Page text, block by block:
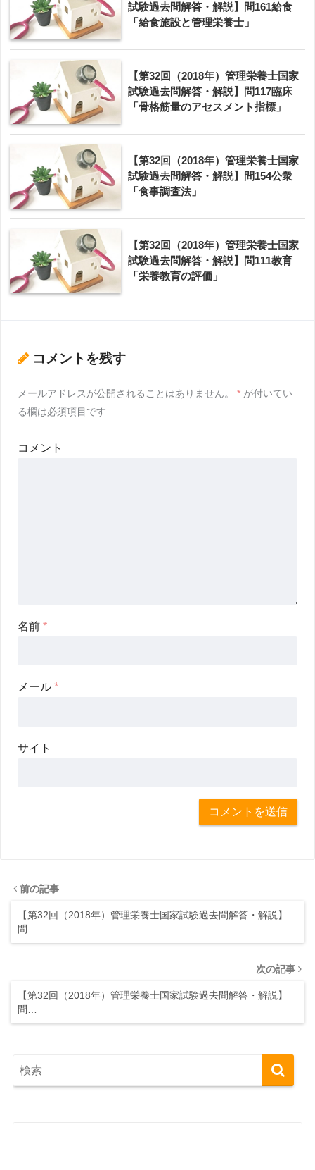
試験過去問解答・解説】問161給食
「給食施設と管理栄養士」
【第32回（2018年）管理栄養士国家
試験過去問解答・解説】問117臨床
「骨格筋量のアセスメント指標」
【第32回（2018年）管理栄養士国家
試験過去問解答・解説】問154公衆
「食事調査法」
【第32回（2018年）管理栄養士国家
試験過去問解答・解説】問111教育
「栄養教育の評価」
コメントを残す
メールアドレスが公開されることはありません。 * が付いてい
る欄は必須項目です
コメント
名前 *
メール *
サイト
前の記事
【第32回（2018年）管理栄養士国家試験過去問解答・解説】
問…
次の記事
【第32回（2018年）管理栄養士国家試験過去問解答・解説】
問…